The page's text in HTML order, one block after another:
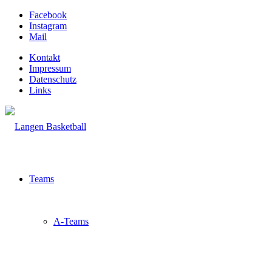
Facebook
Instagram
Mail
Kontakt
Impressum
Datenschutz
Links
Teams
A-Teams